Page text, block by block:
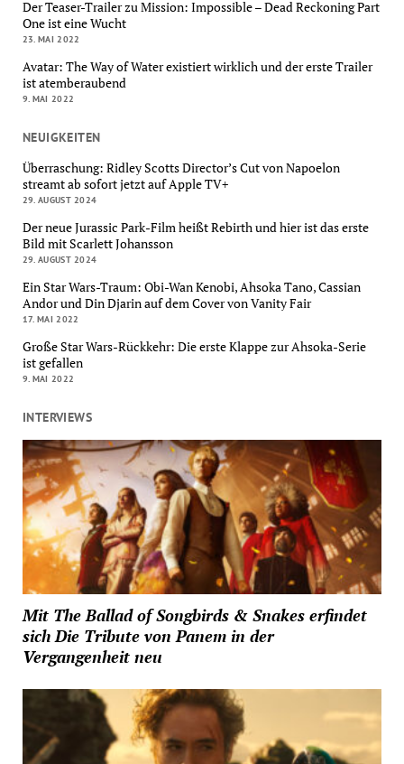
Der Teaser-Trailer zu Mission: Impossible – Dead Reckoning Part
One ist eine Wucht
23. MAI 2022
Avatar: The Way of Water existiert wirklich und der erste Trailer
ist atemberaubend
9. MAI 2022
NEUIGKEITEN
Überraschung: Ridley Scotts Director’s Cut von Napoelon
streamt ab sofort jetzt auf Apple TV+
29. AUGUST 2024
Der neue Jurassic Park-Film heißt Rebirth und hier ist das erste
Bild mit Scarlett Johansson
29. AUGUST 2024
Ein Star Wars-Traum: Obi-Wan Kenobi, Ahsoka Tano, Cassian
Andor und Din Djarin auf dem Cover von Vanity Fair
17. MAI 2022
Große Star Wars-Rückkehr: Die erste Klappe zur Ahsoka-Serie
ist gefallen
9. MAI 2022
INTERVIEWS
Mit The Ballad of Songbirds & Snakes erfindet
sich Die Tribute von Panem in der
Vergangenheit neu